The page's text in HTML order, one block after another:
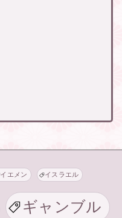
イエメン イスラエル
ギャンブル